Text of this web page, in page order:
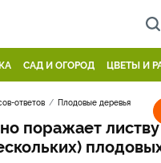
САД И ОГОРОД ЦВЕТЫ И
ответов Плодовые деревья
поражает